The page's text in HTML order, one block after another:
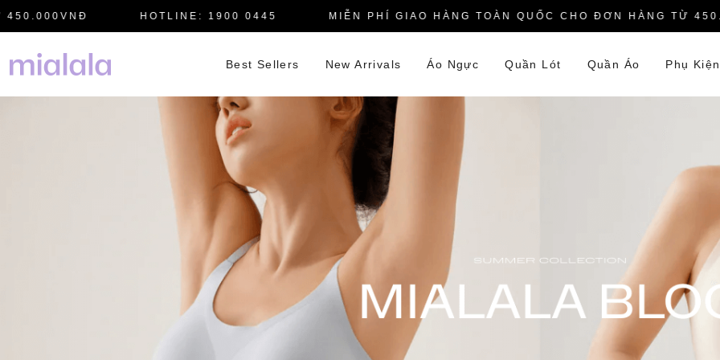
HOTLINE: 1900 0445 MIỄN PHÍ GIAO HÀNG TOÀN QUỐC CHO ĐƠN HÀNG TỪ 450.000VNĐ
Best Sellers New Arrivals Áo Ngực Quần Lót Quần Áo Phụ Kiện